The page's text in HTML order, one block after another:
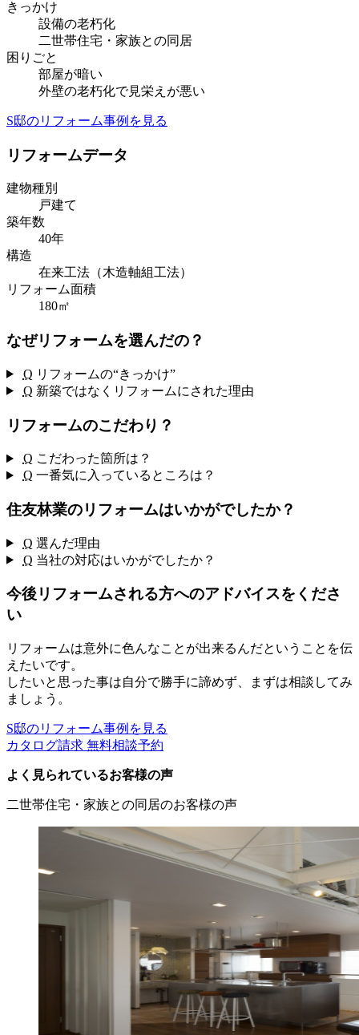
きっかけ
設備の老朽化
二世帯住宅・家族との同居
困りごと
部屋が暗い
外壁の老朽化で見栄えが悪い
S邸のリフォーム事例を見る
リフォームデータ
建物種別
戸建て
築年数
40年
構造
在来工法（木造軸組工法）
リフォーム面積
180㎡
なぜリフォームを選んだの？
Q リフォームの“きっかけ”
Q 新築ではなくリフォームにされた理由
リフォームのこだわり？
Q こだわった箇所は？
Q 一番気に入っているところは？
住友林業のリフォームはいかがでしたか？
Q 選んだ理由
Q 当社の対応はいかがでしたか？
今後リフォームされる方へのアドバイスをくださ
い
リフォームは意外に色んなことが出来るんだということを伝
えたいです。
したいと思った事は自分で勝手に諦めず、まずは相談してみ
ましょう。
S邸のリフォーム事例を見る
カタログ請求 無料相談予約
よく見られているお客様の声
二世帯住宅・家族との同居のお客様の声